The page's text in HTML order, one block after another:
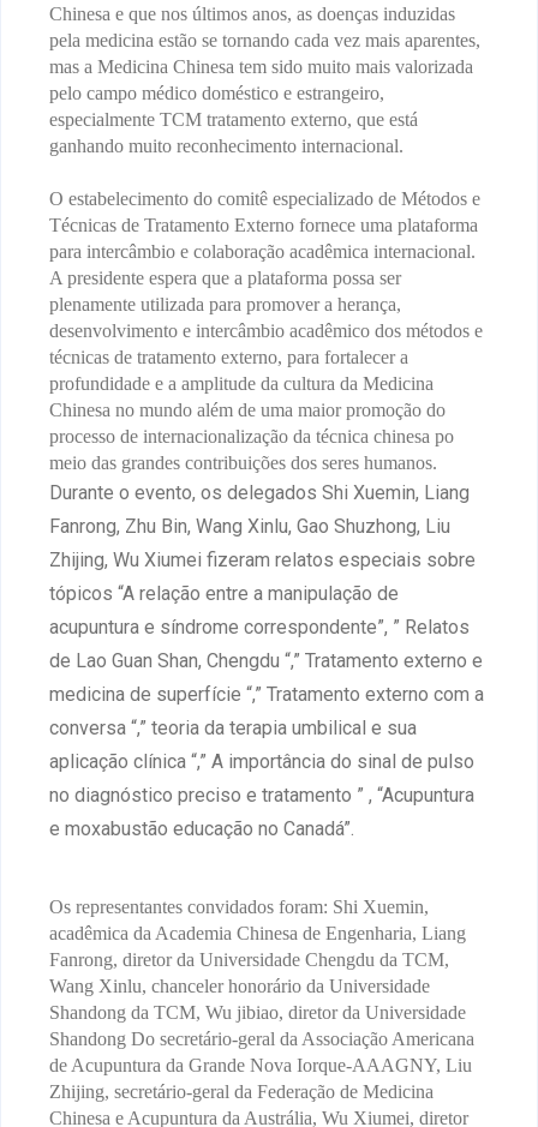
Chinesa e que nos últimos anos, as doenças induzidas
pela medicina estão se tornando cada vez mais aparentes,
mas a Medicina Chinesa tem sido muito mais valorizada
pelo campo médico doméstico e estrangeiro,
especialmente TCM tratamento externo, que está
ganhando muito reconhecimento internacional.
O estabelecimento do comitê especializado de Métodos e
Técnicas de Tratamento Externo fornece uma plataforma
para intercâmbio e colaboração acadêmica internacional.
A presidente espera que a plataforma possa ser
plenamente utilizada para promover a herança,
desenvolvimento e intercâmbio acadêmico dos métodos e
técnicas de tratamento externo, para fortalecer a
profundidade e a amplitude da cultura da Medicina
Chinesa no mundo além de uma maior promoção do
processo de internacionalização da técnica chinesa po
meio das grandes contribuições dos seres humanos.
Durante o evento, os delegados Shi Xuemin, Liang
Fanrong, Zhu Bin, Wang Xinlu, Gao Shuzhong, Liu
Zhijing, Wu Xiumei fizeram relatos especiais sobre
tópicos “A relação entre a manipulação de
acupuntura e síndrome correspondente”, ” Relatos
de Lao Guan Shan, Chengdu “,” Tratamento externo e
medicina de superfície “,” Tratamento externo com a
conversa “,” teoria da terapia umbilical e sua
aplicação clínica “,” A importância do sinal de pulso
no diagnóstico preciso e tratamento ” , “Acupuntura
e moxabustão educação no Canadá”.
Os representantes convidados foram: Shi Xuemin,
acadêmica da Academia Chinesa de Engenharia, Liang
Fanrong, diretor da Universidade Chengdu da TCM,
Wang Xinlu, chanceler honorário da Universidade
Shandong da TCM, Wu jibiao, diretor da Universidade
Shandong Do secretário-geral da Associação Americana
de Acupuntura da Grande Nova Iorque-AAAGNY, Liu
Zhijing, secretário-geral da Federação de Medicina
Chinesa e Acupuntura da Austrália, Wu Xiumei, diretor